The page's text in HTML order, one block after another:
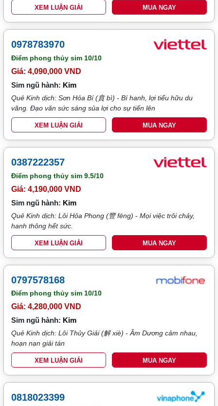
XEM LUẬN GIẢI MUA NGAY
0978783970
Điểm phong thủy sim 10/10
Giá: 4,090,000 VND
Sim ngũ hành: Kim
Quẻ Kinh dịch: Sơn Hỏa Bí (賁 bì) - Bí hanh, lợi tiểu hữu du
vãng. Đạo văn sức sáng sủa lợi cho sự tiến lên
XEM LUẬN GIẢI MUA NGAY
0387222357
Điểm phong thủy sim9.5/10
Giá: 4,190,000 VND
Sim ngũ hành: Kim
Quẻ Kinh dịch: Lôi Hỏa Phong (豐 fēng) - Mọi việc trôi chảy,
hanh thông hết sức.
XEM LUẬN GIẢI MUA NGAY
0797578168
Điểm phong thủy sim 10/10
Giá: 4,280,000 VND
Sim ngũ hành: Kim
Quẻ Kinh dịch: Lôi Thủy Giải (解 xiè) - Âm Dương cảm nhau,
hoạn nạn giải tán
XEM LUẬN GIẢI MUA NGAY
0818023399